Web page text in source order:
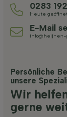
0283
Heute
E-Mail
info@heijnen-
Persönliche
unsere
Wir
gerne